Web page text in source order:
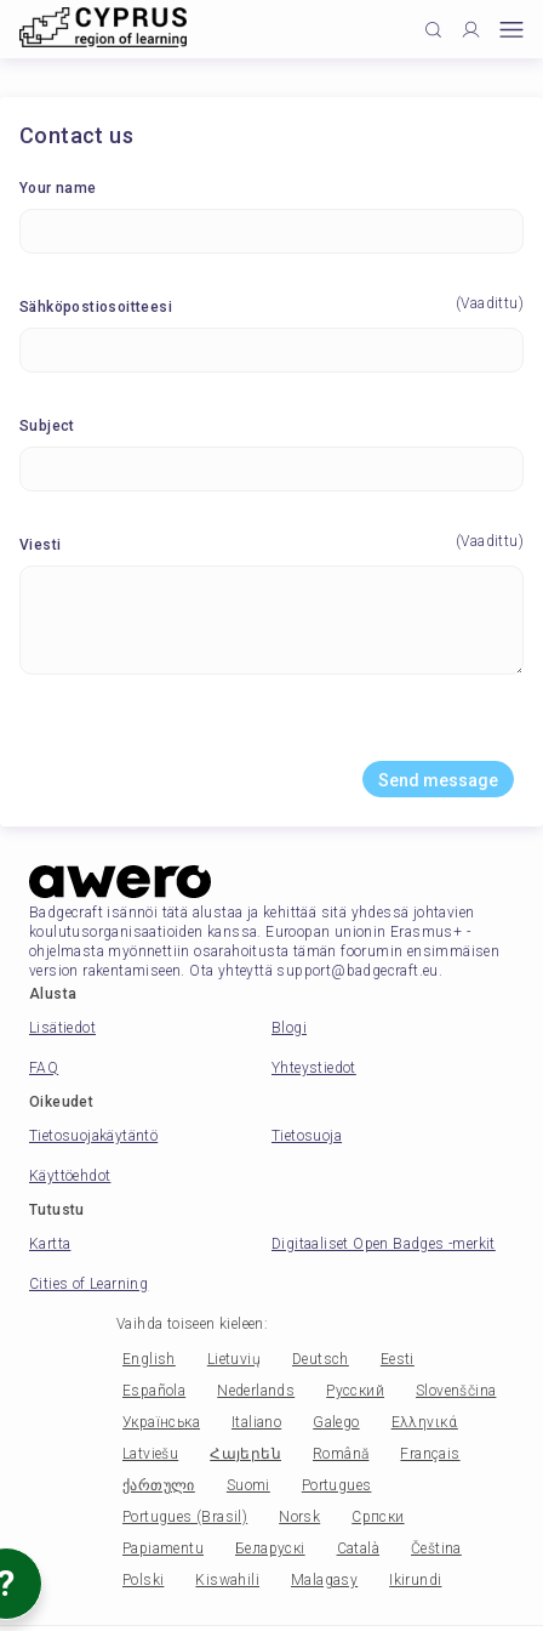
Contact us
Your name
Sähköpostiosoitteesi (Vaadittu)
Subject
Viesti (Vaadittu)
Send message
Badgecraft isännöi tätä alustaa ja kehittää sitä yhdessä johtavien
koulutusorganisaatioiden kanssa. Euroopan unionin Erasmus+ -
ohjelmasta myönnettiin osarahoitusta tämän foorumin ensimmäisen
version rakentamiseen. Ota yhteyttä support@badgecraft.eu.
Alusta
Lisätiedot
Blogi
FAQ
Yhteystiedot
Oikeudet
Tietosuojakäytäntö
Tietosuoja
Käyttöehdot
Tutustu
Kartta
Digitaaliset Open Badges -merkit
Cities of Learning
Vaihda toiseen kieleen :
English Lietuvių Deutsch
Eesti
Española
Nederlands Русский
Slovenščina
Українська
Italiano Galego
Ελληνικά
Latviešu
Հայերեն Română
Français
ქართული
Suomi
Portugues
Portugues (Brasil)
Norsk
Српски
Papiamentu
Беларускі Català
Čeština
Polski
Kiswahili Malagasy Ikirundi